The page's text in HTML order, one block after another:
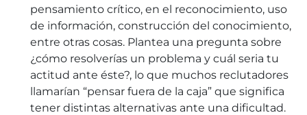
pensamiento crítico, en el reconocimiento, uso
de información, construcción del conocimiento,
entre otras cosas. Plantea una pregunta sobre
¿cómo resolverías un problema y cuál seria tu
actitud ante éste?, lo que muchos reclutadores
llamarían “pensar fuera de la caja” que significa
tener distintas alternativas ante una dificultad.